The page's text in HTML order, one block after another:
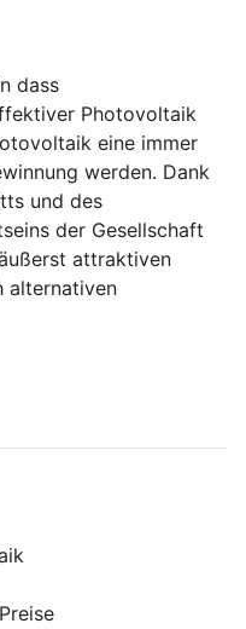
dass
Photovoltaik
eine immer
werden. Dank
und des
der Gesellschaft
attraktiven
alternativen